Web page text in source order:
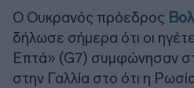
Ο Ουκρανός πρόεδρος
δήλωσε σήμερα ότι οι
Επτά» (G7) συμφώνησαν
στην Γαλλία στο ότι η